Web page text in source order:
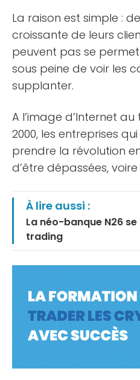
La raison est simple :
croissante de leurs
peuvent pas se
sous peine de voir les
supplanter.
A l’image d’Internet
2000, les entreprises
prendre la révolution
d’être dépassées,
À lire aussi :
La néo-banque N26
trading